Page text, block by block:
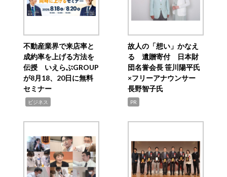
不動産業界で来店率と
成約率を上げる方法を
伝授 いえらぶGROUP
が8月18、20日に無料
セミナー
ビジネス
故人の「想い」かなえ
る 遺贈寄付 日本財
団名誉会長 笹川陽平氏
×フリーアナウンサー
長野智子氏
PR